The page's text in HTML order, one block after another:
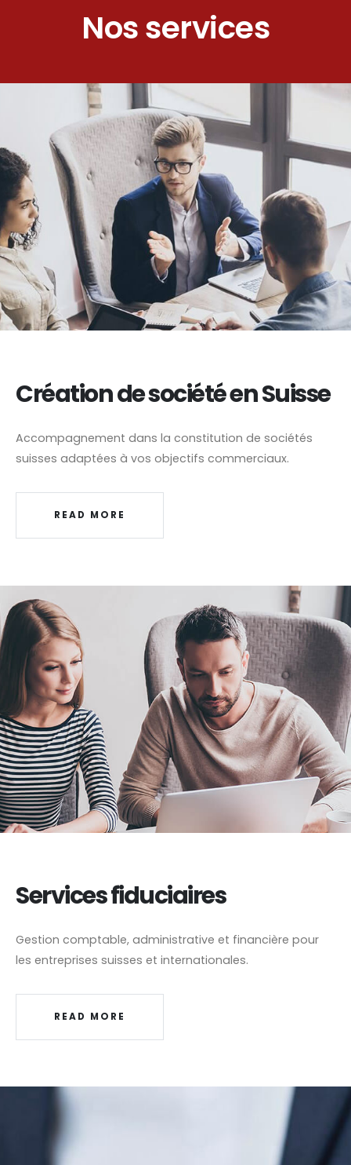
Nos services
Création de société en Suisse
Accompagnement dans la constitution de sociétés
suisses adaptées à vos objectifs commerciaux.
READ MORE
Services fiduciaires
Gestion comptable, administrative et financière pour
les entreprises suisses et internationales.
READ MORE